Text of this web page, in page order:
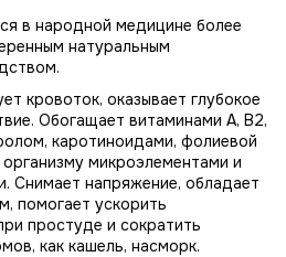
в народной медицине более
натуральным
кровоток, оказывает глубокое
Обогащает витаминами А, В2,
каротиноидами, фолиевой
микроэлементами и
Снимает напряжение, обладает
помогает ускорить
простуде и сократить
как кашель, насморк.